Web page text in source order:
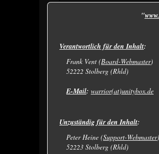
"
Verantwortlich für den Inhalt:
Frank Vent (Board-Webmaster)
52222 Stolberg (Rhld)
E-Mail: warrior(at)unitybox.de
Unzuständig für den Inhalt:
Peter Heine (Support-Webmaster)
52223 Stolberg (Rhld)